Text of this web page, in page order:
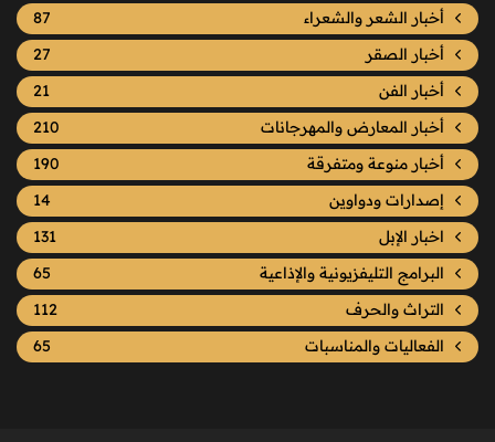
أخبار الشعر والشعراء
87
أخبار الصقر
27
أخبار الفن
21
أخبار المعارض والمهرجانات
210
أخبار منوعة ومتفرقة
190
إصدارات ودواوين
14
اخبار الإبل
131
البرامج التليفزيونية والإذاعية
65
التراث والحرف
112
الفعاليات والمناسبات
65